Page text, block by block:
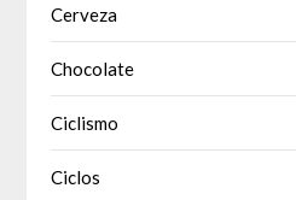
Cerveza
Chocolate
Ciclismo
Ciclos